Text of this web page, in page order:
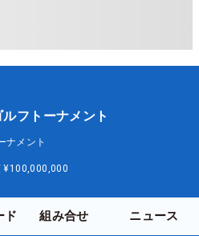
フトーナメント
ナメント
¥100,000,000
ド 組み合せ ニュース